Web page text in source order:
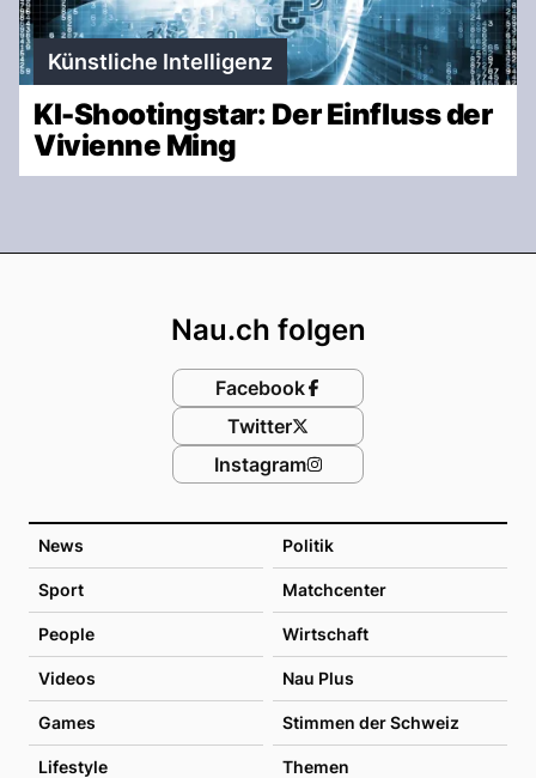
Künstliche Intelligenz
KI-Shootingstar: Der Einfluss der
Vivienne Ming
News Politik
Sport Matchcenter
People Wirtschaft
Videos Nau Plus
Games Stimmen der Schweiz
Lifestyle Themen
Nau.ch folgen
Facebook
Twitter
Instagram